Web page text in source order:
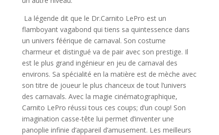
La légende dit que le Dr.Carnito LePro est un
flamboyant vagabond qui tiens sa quintessence dans
un univers féérique de carnaval. Son costume
charmeur et distingué va de pair avec son prestige. Il
est le plus grand ingénieur en jeu de carnaval des
environs. Sa spécialité en la matière est de mèche avec
son titre de joueur le plus chanceux de tout l’univers
des carnavals. Avec la magie cinématographique,
Carnito LePro réussi tous ces coups; d’un coup! Son
imagination casse-tête lui permet d’inventer une
panoplie infinie d’appareil d’amusement. Les meilleurs